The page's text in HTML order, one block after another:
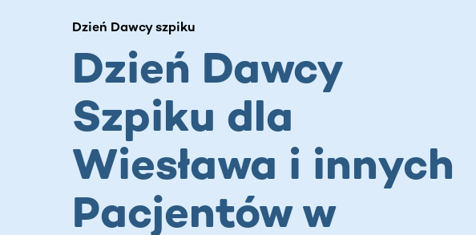
Dzień Dawcy szpiku
Dzień Dawcy
Szpiku dla
Wiesława i innych
Pacjentów w